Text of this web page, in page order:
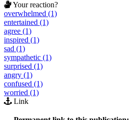
Your reaction?
overwhelmed (1)
entertained (1)
agree (1)
inspired (1)
sad (1)
sympathetic (1)
surprised (1)
angry (1)
confused (1)
worried (1)
Link